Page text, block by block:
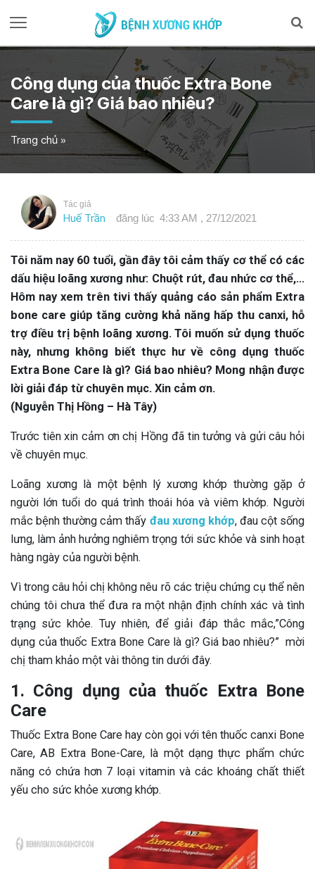
Công dụng của thuốc Extra Bone
Care là gì? Giá bao nhiêu?
Trang chủ »
Tác giả
Huế Trần đăng lúc 4:33 AM , 27/12/2021
Tôi năm nay 60 tuổi, gần đây tôi cảm thấy cơ thể có các
dấu hiệu loãng xương như: Chuột rút, đau nhức cơ thể,…
Hôm nay xem trên tivi thấy quảng cáo sản phẩm Extra
bone care giúp tăng cường khả năng hấp thu canxi, hỗ
trợ điều trị bệnh loãng xương. Tôi muốn sử dụng thuốc
này, nhưng không biết thực hư về công dụng thuốc
Extra Bone Care là gì? Giá bao nhiêu? Mong nhận được
lời giải đáp từ chuyên mục. Xin cảm ơn.
(Nguyễn Thị Hồng – Hà Tây)
Trước tiên xin cảm ơn chị Hồng đã tin tưởng và gửi câu hỏi
về chuyên mục.
Loãng xương là một bệnh lý xương khớp thường gặp ở
người lớn tuổi do quá trình thoái hóa và viêm khớp. Người
mắc bệnh thường cảm thấy đau xương khớp, đau cột sống
lưng, làm ảnh hưởng nghiêm trọng tới sức khỏe và sinh hoạt
hàng ngày của người bệnh.
Vì trong câu hỏi chị không nêu rõ các triệu chứng cụ thể nên
chúng tôi chưa thể đưa ra một nhận định chính xác và tình
trạng sức khỏe. Tuy nhiên, để giải đáp thắc mắc,”Công
dụng của thuốc Extra Bone Care là gì? Giá bao nhiêu?” mời
chị tham khảo một vài thông tin dưới đây.
1. Công dụng của thuốc Extra Bone
Care
Thuốc Extra Bone Care hay còn gọi với tên thuốc canxi Bone
Care, AB Extra Bone-Care, là một dạng thực phẩm chức
năng có chứa hơn 7 loại vitamin và các khoáng chất thiết
yếu cho sức khỏe xương khớp.